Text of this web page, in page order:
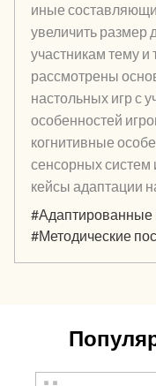
иные
увеличить размер
участникам тему и
рассмотрены
настольных игр с
особенностей
когнитивные
сенсорных
кейсы адаптации
#Адаптированные
#Методические